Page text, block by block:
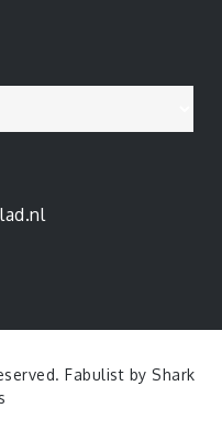
Fabulist by Shark